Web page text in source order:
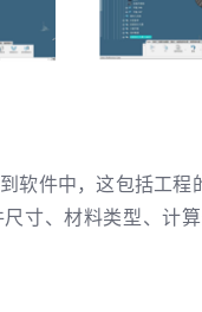
软件中，这包括工
寸、材料类型、计